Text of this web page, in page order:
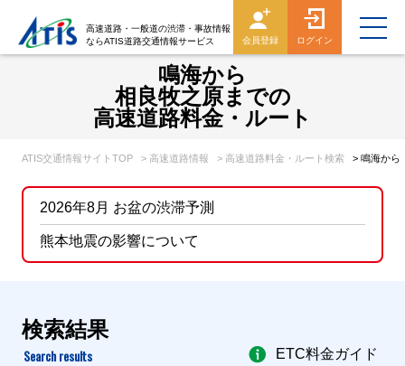
高速道路・一般道の渋滞・事故情報
ならATIS道路交通情報サービス
会員登録 ログイン
鳴海から
相良牧之原までの
高速道路料金・ルート
ATIS交通情報サイトTOP > 高速道路情報 > 高速道路料金・ルート検索 > 鳴海から
2026年8月 お盆の渋滞予測
熊本地震の影響について
検索結果
Search results ETC料金ガイド